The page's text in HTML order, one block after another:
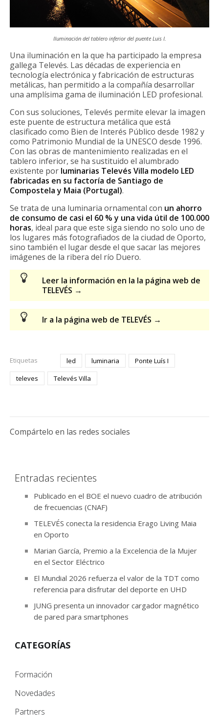
Iluminación del tablero inferior del puente Luis I.
Una iluminación en la que ha participado la empresa
gallega Televés. Las décadas de experiencia en
tecnología electrónica y fabricación de estructuras
metálicas, han permitido a la compañía desarrollar
una amplísima gama de iluminación LED profesional.
Con sus soluciones, Televés permite elevar la imagen
este puente de estructura metálica que está
clasificado como Bien de Interés Público desde 1982 y
como Patrimonio Mundial de la UNESCO desde 1996.
Con las obras de mantenimiento realizadas en el
tablero inferior, se ha sustituido el alumbrado
existente por luminarias Televés Villa modelo LED
fabricadas en su factoría de Santiago de
Compostela y Maia (Portugal).
Se trata de una luminaria ornamental con un ahorro
de consumo de casi el 60 % y una vida útil de 100.000
horas, ideal para que este siga siendo no solo uno de
los lugares más fotografiados de la ciudad de Oporto,
sino también el lugar desde el que sacar las mejores
imágenes de la ribera del río Duero.
Leer la información en la la página web de
TELEVÉS →
Ir a la página web de TELEVÉS →
Etiquetas led luminaria
Ponte Luís I
televes
Televés Villa
Compártelo en las redes sociales
Entradas recientes
Publicado en el BOE el nuevo cuadro de atribución
de frecuencias (CNAF)
TELEVÉS conecta la residencia Erago Living Maia
en Oporto
Marian García, Premio a la Excelencia de la Mujer
en el Sector Eléctrico
El Mundial 2026 refuerza el valor de la TDT como
referencia para disfrutar del deporte en UHD
JUNG presenta un innovador cargador magnético
de pared para smartphones
CATEGORÍAS
Formación
Novedades
Partners